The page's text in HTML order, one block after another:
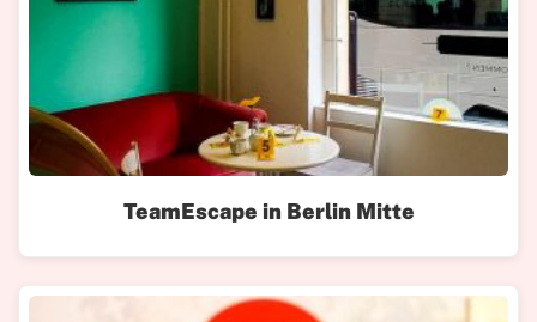
TeamEscape in Berlin Mitte